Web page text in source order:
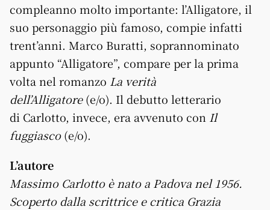
compleanno molto importante: l’Alligatore, il
suo personaggio più famoso, compie infatti
trent’anni. Marco Buratti, soprannominato
appunto “Alligatore”, compare per la prima
volta nel romanzo La verità
dell’Alligatore(e/o). Il debutto letterario
di Carlotto, invece, era avvenuto con Il
fuggiasco(e/o).
L’autore
Massimo Carlotto è nato a Padova nel 1956.
Scoperto dalla scrittrice e critica Grazia